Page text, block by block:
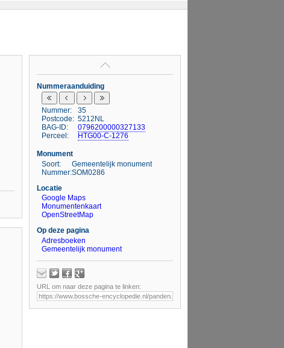
Nummeraanduiding
Nummer:
35
Postcode: 5212NL
BAG-ID:
0796200000327133
Perceel:
HTG00-C-1276
Monument
Soort:
Gemeentelijk monument
Nummer:SOM0286
Locatie
Google Maps
Monumentenkaart
OpenStreetMap
Op deze pagina
Adresboeken
Gemeentelijk monument
URL om naar deze pagina te linken: